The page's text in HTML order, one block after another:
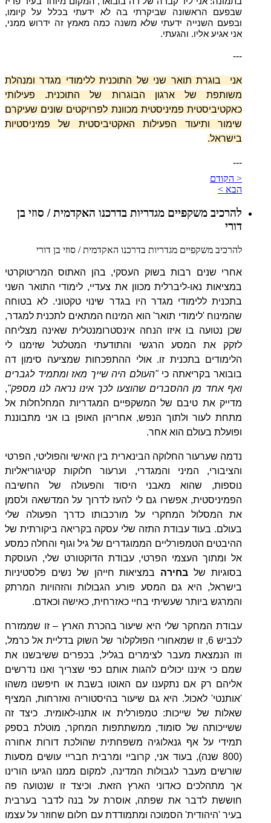
שבפעם הראשונה שביקרתי בה לא ידעתי בכלל על קיומו,
ובפעם השנייה ידעתי שלא משנה כמה מאמץ זה ידרוש ממני,
אני אגיע אליו. והגעתי.
---
אני בוגרת תואר שני של התוכנית ללימודי מגדר ומנהלת
משותפת של ארגון הבוגרות של התוכנית. פעילותי
כאקטיביסטית פמיניסטית מכוונת לפרויקטים שונים שעיקרם
שימור ותיעוד הפעילות האקטיביסטית של פמיניסטיות
בישראל.
---
< הקודם
הבא >
להרכיב משקפיים מגדריות בדרכנו האקדמית / סוזי בן
דורי
להרכיב משקפיים מגדריות בדרכנו האקדמית / סוזי בן דורי
אחרי שנים רבות בשוק העסקי, בהן האתוס המריטוקרטי
במציאות נאו-ליברלית מכוון את צעדיי, לימודי התואר השני
בתכנית ללימודי מגדר היו בגדר שינוי טקטוני. לא בטוחה
שהמינוח 'לימודי תואר' הוא המינוח המתאים לתכנית למגדר,
שכן נטועה בו איזו הנחה אינסטרומנטלית שאינה מצליחה
לזקק את המסע הרגשי והתודעתי המטלטל שזימנו לי
הלימודים בתכנית זו. אולי ההתפכחות שמציעה סימון דה
בובואר בקריאתה כי"העולם היה שייך מאז ומתמיד לגברים
ואף אחד מן ההסברים שהוצעו לכך אינו נראה לנו מספק",
מדייק את טיבם של המשקפיים המגדריות המחלחלות אל
מתחת לעור ולתוך הנפש, אחריהן האופן בו אני מתבוננת
ופועלת בעולם הוא אחר.
נדמה שערעור החלוקה הבינארית בין האישי והפוליטי, הפרטי
והציבורי, המיני והמגדרי, וערעור חלוקות קטיגוריאליות
נוספות, שהוא מאבני היסוד והפעולה של החשיבה
הפמיניסטית, אפשרו גם לי להעז לדרוך על המדשאה ולסמן
את המסלול המחקרי על מורכבותו כדרך הפעולה שלי
בעולם. בעוד עבודת התזה שלי עסקה בקריאה ביקורתית של
ההיבטים הטמפורליים הממוגדרים של גיל וגוף והחלה כמסע
אל ומתוך העצמי הפרטי, עבודת הדוקטורט שלי, העוסקת
בסוגיות של בחירה במציאות חייהן של נשים פלסטיניות
בישראל, היא גם המסע פורע הגבולות והזהויות המרתק
והמרגש ביותר שעשיתי בחיי כאזרחית, כאישה וכאדם.
עבודת המחקר שלי היא שיעור בהכרת הארץ – זו שממזרח
לכביש 6, זו שמאחורי הפולקלור של השוק בדליית אל כרמל,
וזו הנמצאת מעבר לצימרים בגליל, בכפרים ששיבשנו את
שמם כי איננו יכולים להגות אותם כפי שצריך ואנו נדרשים
אליהם רק אם נתקענו עם האוטו בשבת או חיפשנו משהו
'אותנטי' לאכול. היא גם שיעור בהיסטוריה ואזרחות, המציף
שאלות של שייכות: טמפורלית או אתנו-לאומית. כיצד זה
ששייכותה של סומוד, ממשתתפות המחקר, מוטלת בספק
תמידי על אף גנאלוגיה משפחתית שהולכת דורות אחורה
(800 שנה), בעוד אני, קרוביי ומרבית חבריי עושים מסעות
שורשים מעבר לגבולות המדינה, למקום ממנו הגיעו הורינו
אך מתהלכים כאדוני הארץ הזאת. וכיצד זו שנטועה פה
חוששת לדבר את שפתה, אוסרת על בנה לדבר בערבית
בעיר 'היהודית' הסמוכה ומתמודדת עם חלום שחוזר על עצמו